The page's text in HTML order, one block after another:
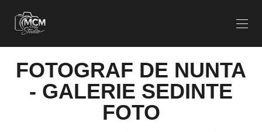
FOTOGRAF DE NUNTA
- GALERIE SEDINTE
FOTO